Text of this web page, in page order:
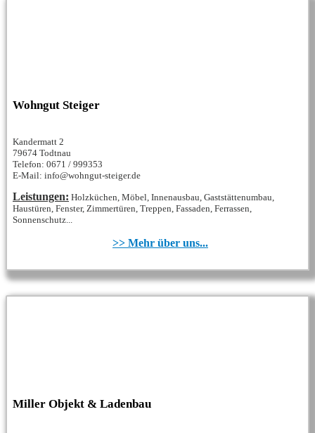
Wohngut Steiger
Kandermatt 2
79674 Todtnau
Telefon: 0671 / 999353
E-Mail: info@wohngut-steiger.de
Leistungen: Holzküchen, Möbel, Innenausbau, Gaststättenumbau,
Haustüren, Fenster, Zimmertüren, Treppen, Fassaden, Ferrassen,
Sonnenschutz...
>> Mehr über uns...
Miller Objekt & Ladenbau